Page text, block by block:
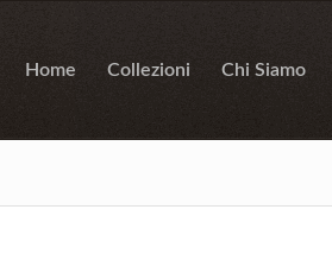
Home Collezioni Chi Siamo